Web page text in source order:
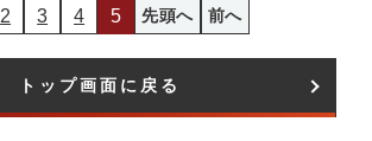
先頭へ 前へ
2 3 4 5
トップ画面に戻る